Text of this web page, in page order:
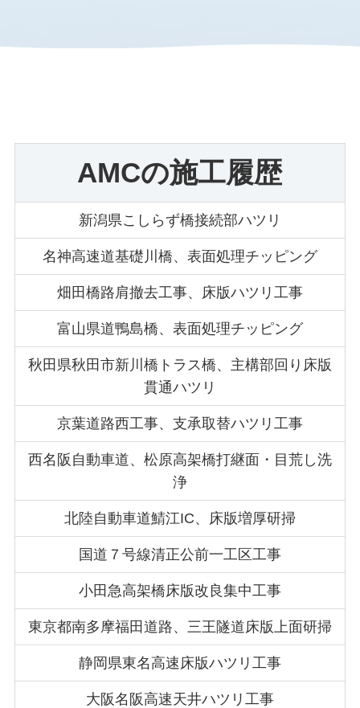
AMCの施工履歴
新潟県こしらず橋接続部ハツリ
名神高速道基礎川橋、表面処理チッピング
畑田橋路肩撤去工事、床版ハツリ工事
富山県道鴨島橋、表面処理チッピング
秋田県秋田市新川橋トラス橋、主構部回り床版
貫通ハツリ
京葉道路西工事、支承取替ハツリ工事
西名阪自動車道、松原高架橋打継面・目荒し洗
浄
北陸自動車道鯖江IC、床版増厚研掃
国道７号線清正公前一工区工事
小田急高架橋床版改良集中工事
東京都南多摩福田道路、三王隧道床版上面研掃
静岡県東名高速床版ハツリ工事
大阪名阪高速天井ハツリ工事